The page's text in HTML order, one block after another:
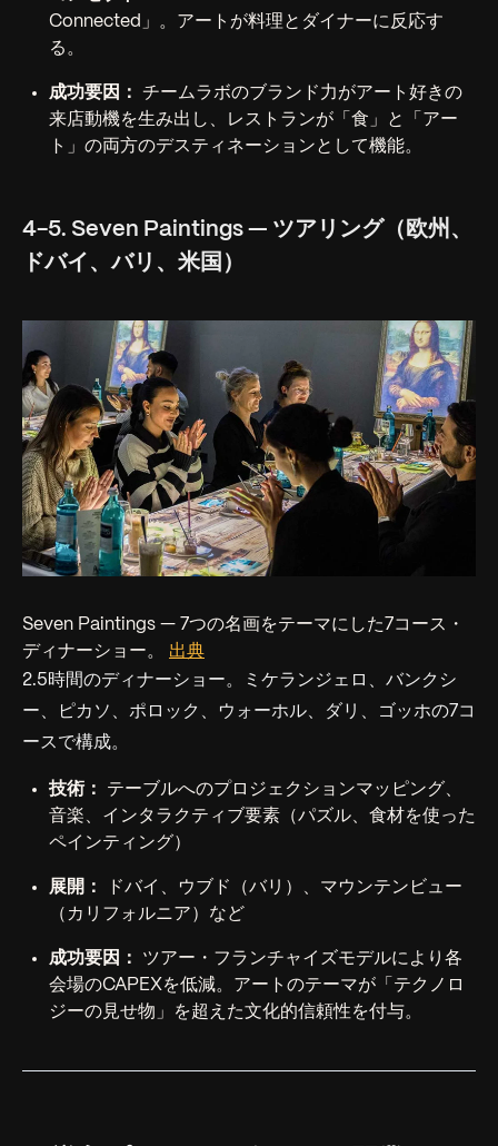
Connected」。アートが料理とダイナーに反応す
る。
成功要因：
チームラボのブランド力がアート好きの
来店動機を生み出し、レストランが「食」と「アー
ト」の両方のデスティネーションとして機能。
4-5. Seven Paintings — ツアリング（欧州、
ドバイ、バリ、米国）
Seven Paintings — 7つの名画をテーマにした7コース・
ディナーショー。 出典
2.5時間のディナーショー。ミケランジェロ、バンクシ
ー、ピカソ、ポロック、ウォーホル、ダリ、ゴッホの7コ
ースで構成。
技術：
テーブルへのプロジェクションマッピング、
音楽、インタラクティブ要素（パズル、食材を使った
ペインティング）
展開：
ドバイ、ウブド（バリ）、マウンテンビュー
（カリフォルニア）など
成功要因：
ツアー・フランチャイズモデルにより各
会場のCAPEXを低減。アートのテーマが「テクノロ
ジーの見せ物」を超えた文化的信頼性を付与。